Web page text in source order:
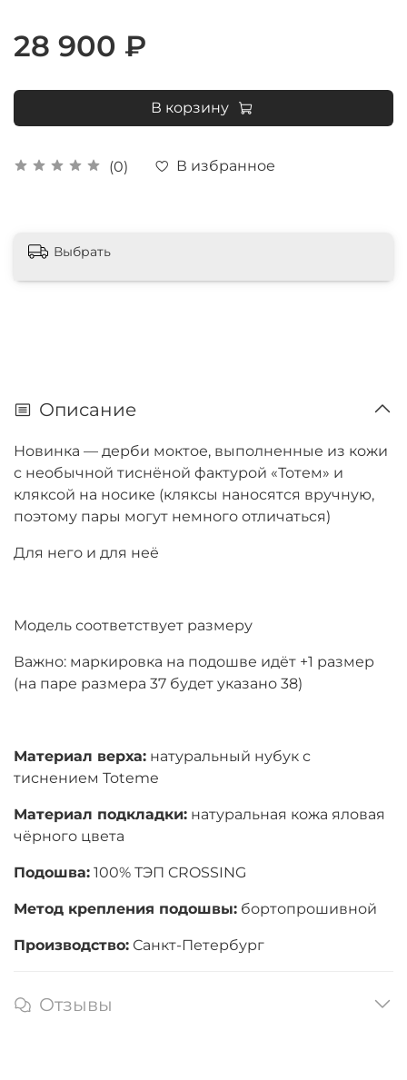
(0) В избранное
28 900 ₽
В корзину
Выбрать
Описание
Новинка — дерби моктое, выполненные из кожи
с необычной тиснёной фактурой «Тотем» и
кляксой на носике (кляксы наносятся вручную,
поэтому пары могут немного отличаться)
Для него и для неё
Модель соответствует размеру
Важно: маркировка на подошве идёт +1 размер
(на паре размера 37 будет указано 38)
Материал верха: натуральный нубук с
тиснением Toteme
Материал подкладки: натуральная кожа яловая
чёрного цвета
Подошва: 100% ТЭП CROSSING
Метод крепления подошвы: бортопрошивной
Производство: Санкт-Петербург
Отзывы